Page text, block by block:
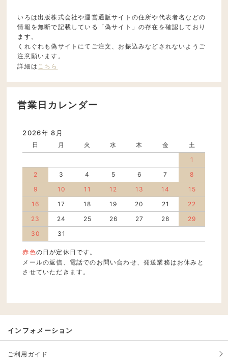
いろは出版株式会社や運営通販サイトの住所や代表者名などの
情報を無断で記載している「偽サイト」の存在を確認しており
ます。
くれぐれも偽サイトにてご注文、お振込みなどされないようご
注意願います。
詳細は こちら
営業日カレンダー
2026年 8月
日 月 火 水 木 金
土
1
2
3 4 5 6 7
8
9
10 11 12 13 14
15
16
17 18 19 20 21
22
23
24 25 26 27 28
29
30
31
赤色の日が定休日です。
メールの返信、電話でのお問い合わせ、発送業務はお休みと
させていただきます。
インフォメーション
ご利用ガイド